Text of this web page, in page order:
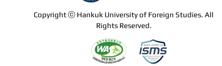
Copyright ⓒ Hankuk University of Foreign Studies. All
Rights Reserved.